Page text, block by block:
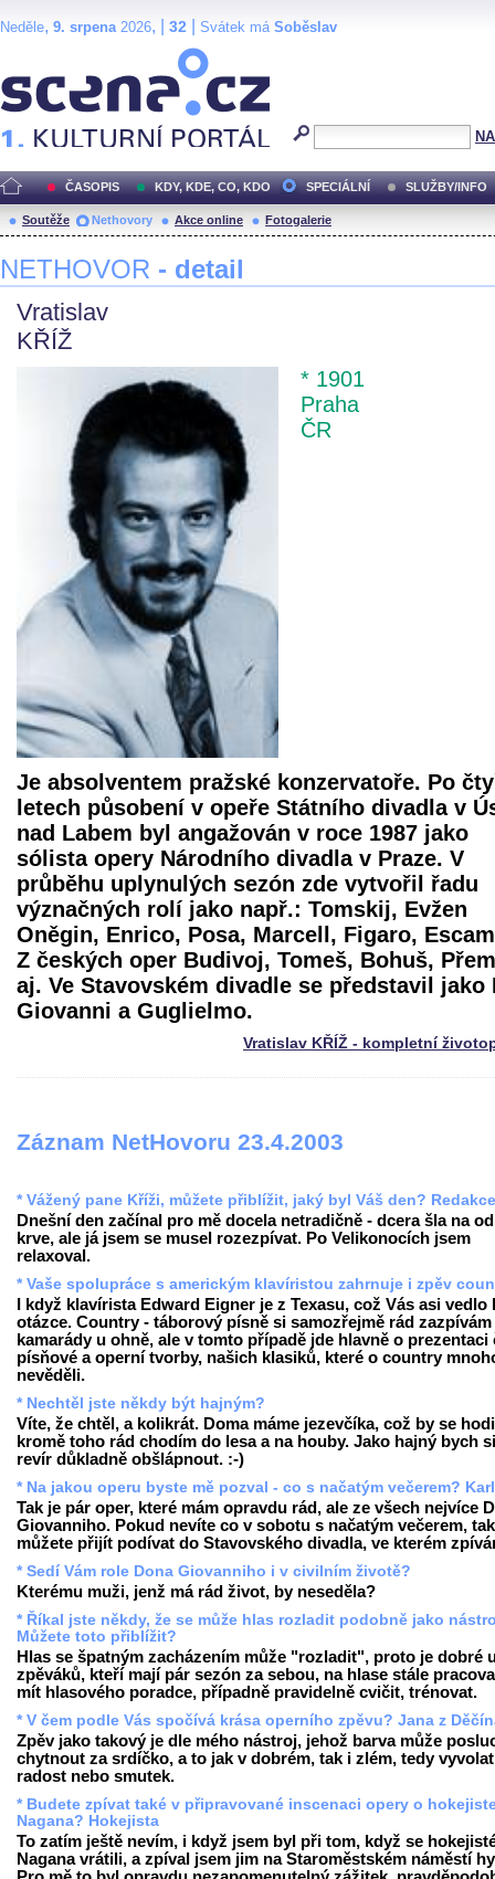
Neděle, 9. srpena2026, | 32 Svátek má Soběslav
ČASOPIS KDY, KDE, CO, KDO SPECIÁLNÍ SLUŽBY/INFO
Soutěže Nethovory Akce online Fotogalerie
NETHOVOR - detail
Vratislav
KŘÍŽ
* 1901
Praha
ČR
Je absolventem pražské konzervatoře. Po
letech působení v opeře Státního divadla v
nad Labem byl angažován v roce 1987 jako
sólista opery Národního divadla v Praze. V
průběhu uplynulých sezón zde vytvořil řadu
význačných rolí jako např.: Tomskij, Evžen
Oněgin, Enrico, Posa, Marcell, Figaro,
Z českých oper Budivoj, Tomeš, Bohuš,
aj. Ve Stavovském divadle se představil jako
Giovanni a Guglielmo.
Vratislav KŘÍŽ - kompletní
Záznam NetHovoru 23.4.2003
* Vážený pane Kříži, můžete přiblížit, jaký byl Váš den? Redakce
Dnešní den začínal pro mě docela netradičně - dcera šla na
krve, ale já jsem se musel rozezpívat. Po Velikonocích jsem
relaxoval.
* Vaše spolupráce s americkým klavíristou zahrnuje i zpěv
I když klavírista Edward Eigner je z Texasu, což Vás asi vedlo
otázce. Country - táborový písně si samozřejmě rád zazpívám
kamarády u ohně, ale v tomto případě jde hlavně o prezentaci
písňové a operní tvorby, našich klasiků, které o country
nevěděli.
* Nechtěl jste někdy být hajným?
Víte, že chtěl, a kolikrát. Doma máme jezevčíka, což by se
kromě toho rád chodím do lesa a na houby. Jako hajný bych
revír důkladně obšlápnout. :-)
* Na jakou operu byste mě pozval - co s načatým večerem?
Tak je pár oper, které mám opravdu rád, ale ze všech nejvíce
Giovanniho. Pokud nevíte co v sobotu s načatým večerem,
můžete přijít podívat do Stavovského divadla, ve kterém
* Sedí Vám role Dona Giovanniho i v civilním životě?
Kterému muži, jenž má rád život, by neseděla?
* Říkal jste někdy, že se může hlas rozladit podobně jako
Můžete toto přiblížit?
Hlas se špatným zacházením může "rozladit", proto je dobré
zpěváků, kteří mají pár sezón za sebou, na hlase stále
mít hlasového poradce, případně pravidelně cvičit, trénovat.
* V čem podle Vás spočívá krása operního zpěvu? Jana z
Zpěv jako takový je dle mého nástroj, jehož barva může
chytnout za srdíčko, a to jak v dobrém, tak i zlém, tedy vyvolat
radost nebo smutek.
* Budete zpívat také v připravované inscenaci opery o
Nagana? Hokejista
To zatím ještě nevím, i když jsem byl při tom, když se
Nagana vrátili, a zpíval jsem jim na Staroměstském náměstí